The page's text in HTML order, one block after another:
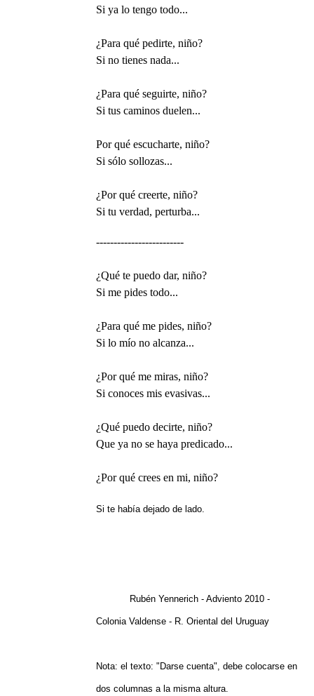
Si ya lo tengo todo...
¿Para qué pedirte, niño?
Si no tienes nada...
¿Para qué seguirte, niño?
Si tus caminos duelen...
Por qué escucharte, niño?
Si sólo sollozas...
¿Por qué creerte, niño?
Si tu verdad, perturba...
-------------------------
¿Qué te puedo dar, niño?
Si me pides todo...
¿Para qué me pides, niño?
Si lo mío no alcanza...
¿Por qué me miras, niño?
Si conoces mis evasivas...
¿Qué puedo decirte, niño?
Que ya no se haya predicado...
¿Por qué crees en mi, niño?
Si te había dejado de lado.
Rubén Yennerich - Adviento 2010 -
Colonia Valdense - R. Oriental del Uruguay
Nota: el texto: "Darse cuenta", debe colocarse en
dos columnas a la misma altura.